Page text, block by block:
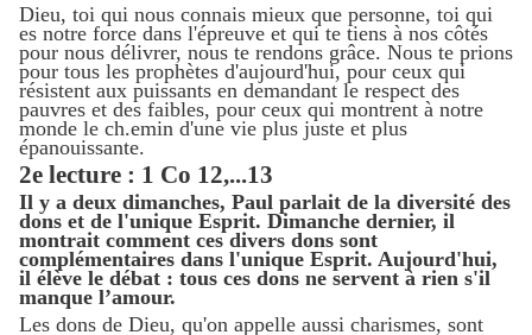
Dieu, toi qui nous connais mieux que personne, toi qui
es notre force dans l'épreuve et qui te tiens à nos côtés
pour nous délivrer, nous te rendons grâce. Nous te prions
pour tous les prophètes d'aujourd'hui, pour ceux qui
résistent aux puissants en demandant le respect des
pauvres et des faibles, pour ceux qui montrent à notre
monde le ch.emin d'une vie plus juste et plus
épanouissante.
2e lecture : 1 Co 12,...13
Il y a deux dimanches, Paul parlait de la diversité des
dons et de l'unique Esprit. Dimanche dernier, il
montrait comment ces divers dons sont
complémentaires dans l'unique Esprit. Aujourd'hui,
il élève le débat : tous ces dons ne servent à rien s'il
manque l’amour.
Les dons de Dieu, qu'on appelle aussi charismes, sont